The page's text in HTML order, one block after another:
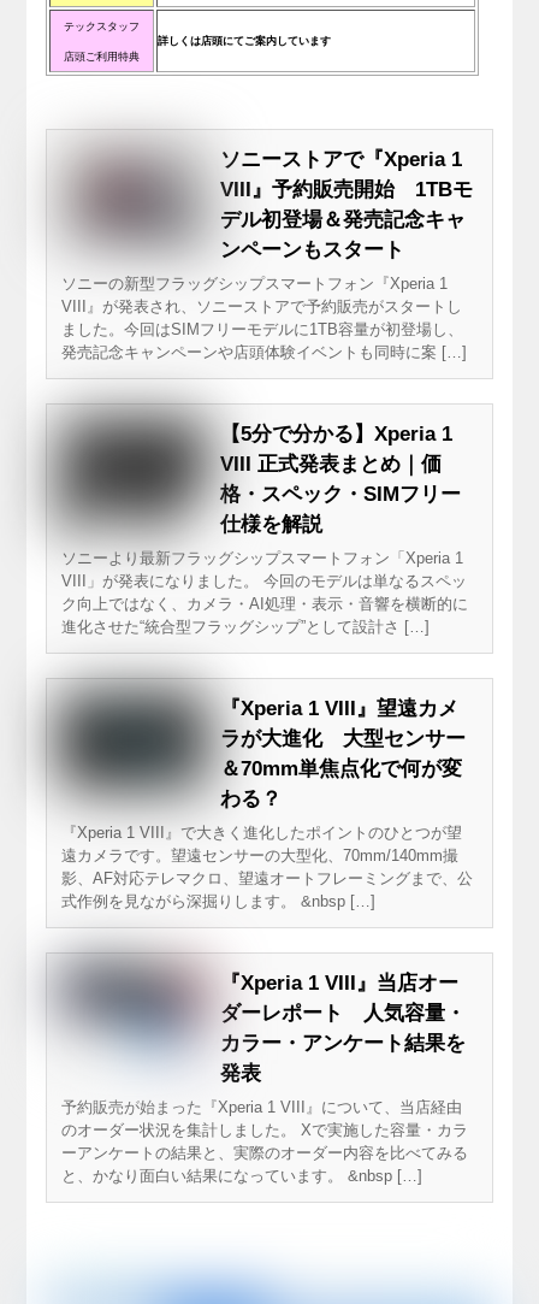
テックスタッフ
店頭ご利用特典
詳しくは店頭にてご案内しています
ソニーストアで『Xperia 1
VIII』予約販売開始 1TBモ
デル初登場＆発売記念キャ
ンペーンもスタート
ソニーの新型フラッグシップスマートフォン『Xperia 1
VIII』が発表され、ソニーストアで予約販売がスタートし
ました。今回はSIMフリーモデルに1TB容量が初登場し、
発売記念キャンペーンや店頭体験イベントも同時に案 […]
【5分で分かる】Xperia 1
VIII 正式発表まとめ｜価
格・スペック・SIMフリー
仕様を解説
ソニーより最新フラッグシップスマートフォン「Xperia 1
VIII」が発表になりました。 今回のモデルは単なるスペッ
ク向上ではなく、カメラ・AI処理・表示・音響を横断的に
進化させた“統合型フラッグシップ”として設計さ […]
『Xperia 1 VIII』望遠カメ
ラが大進化 大型センサー
＆70mm単焦点化で何が変
わる？
『Xperia 1 VIII』で大きく進化したポイントのひとつが望
遠カメラです。望遠センサーの大型化、70mm/140mm撮
影、AF対応テレマクロ、望遠オートフレーミングまで、公
式作例を見ながら深掘りします。 &nbsp […]
『Xperia 1 VIII』当店オー
ダーレポート 人気容量・
カラー・アンケート結果を
発表
予約販売が始まった『Xperia 1 VIII』について、当店経由
のオーダー状況を集計しました。 Xで実施した容量・カラ
ーアンケートの結果と、実際のオーダー内容を比べてみる
と、かなり面白い結果になっています。 &nbsp […]